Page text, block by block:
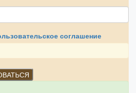
соглашение